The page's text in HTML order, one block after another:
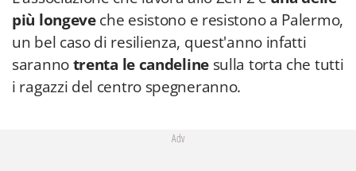
più longeveche esistono e resistono a Palermo,
un bel caso di resilienza, quest'anno infatti
sarannotrenta le candelinesulla torta che tutti
i ragazzi del centro spegneranno.
Adv